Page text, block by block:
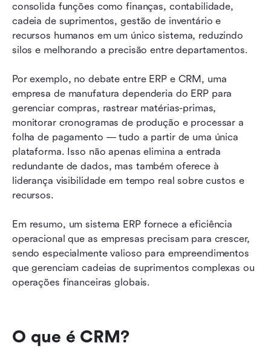
consolida funções como finanças, contabilidade,
cadeia de suprimentos, gestão de inventário e
recursos humanos em um único sistema, reduzindo
silos e melhorando a precisão entre departamentos.
Por exemplo, no debate entre ERP e CRM, uma
empresa de manufatura dependeria do ERP para
gerenciar compras, rastrear matérias-primas,
monitorar cronogramas de produção e processar a
folha de pagamento — tudo a partir de uma única
plataforma. Isso não apenas elimina a entrada
redundante de dados, mas também oferece à
liderança visibilidade em tempo real sobre custos e
recursos.
Em resumo, um sistema ERP fornece a eficiência
operacional que as empresas precisam para crescer,
sendo especialmente valioso para empreendimentos
que gerenciam cadeias de suprimentos complexas ou
operações financeiras globais.
O que é CRM?